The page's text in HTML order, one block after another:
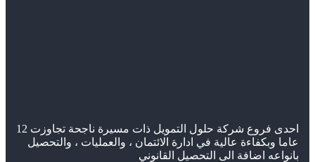
احدى فروع شركة حلول التمويل ذات مسيرة ناجحة تجاوزت 12
عاما وبكفاءة عالية في ادارة الائتمان ، والعمليات ، والتحصيل
بانواعه اضافة الى التحصيل القانوني